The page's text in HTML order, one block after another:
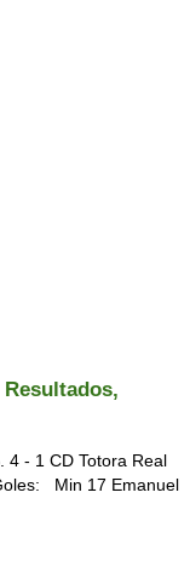
4 - 1 CD Totora Real
Min 17 Emanuel